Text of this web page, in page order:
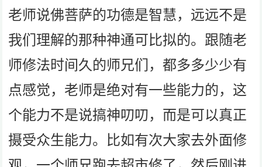
老师说佛菩萨的功德是智慧，远远不是
我们理解的那种神通可比拟的。跟随老
师修法时间久的师兄们，都多多少少有
点感觉，老师是绝对有一些能力的，这
个能力不是说搞神叨叨，而是可以真正
摄受众生能力。比如有次大家去外面修